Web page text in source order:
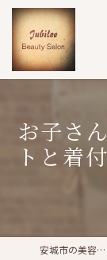
お子さ
トと着
安城市の美容院ならジュビレ